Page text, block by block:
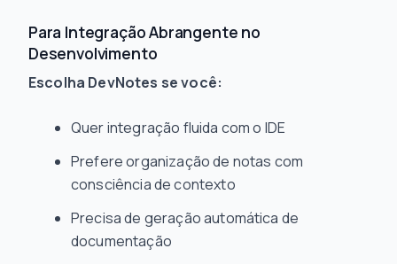
Para Integração Abrangente no
Desenvolvimento
Escolha DevNotes se você:
Quer integração fluida com o IDE
Prefere organização de notas com
consciência de contexto
Precisa de geração automática de
documentação